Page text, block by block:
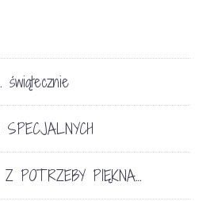
POTRZEBY PIĘKNA…